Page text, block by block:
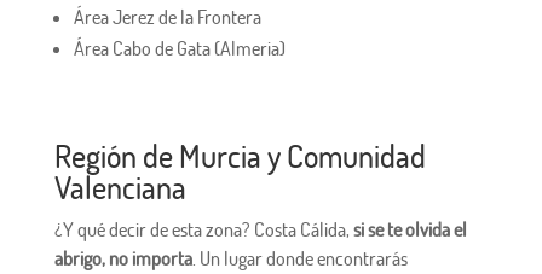
Área Jerez de la Frontera
Área Cabo de Gata (Almeria)
Región de Murcia y Comunidad
Valenciana
¿Y qué decir de esta zona? Costa Cálida, si se te olvida el
abrigo, no importa. Un lugar donde encontrarás